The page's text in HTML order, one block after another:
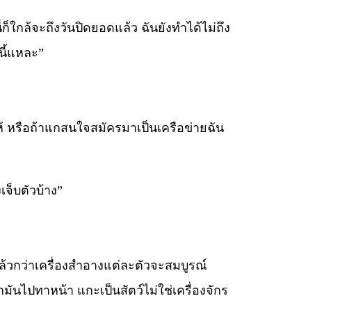
ใกล้จะถึงวันปิดยอดแล้ว ฉันยังทำได้ไม่ถึง
แหละ”
หรือถ้าแกสนใจสมัครมาเป็นเครือข่ายฉัน
บตัวบ้าง”
กว่าเครื่องสำอางแต่ละตัวจะสมบูรณ์
นไปทาหน้า แกะเป็นสัตว์ไม่ใช่เครื่องจักร